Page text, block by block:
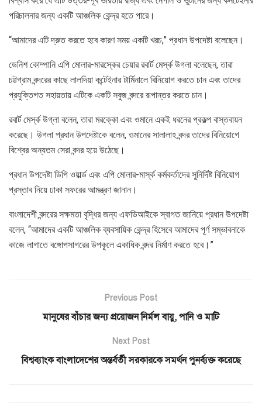
পরিচালনার জন্য একটি আঞ্চলিক কেন্দ্র হতে পারে।
“আমাদের এটি দ্রুত করতে হবে কারণ সময় একটি খরচ,” প্রধান উপদেষ্টা বলেছেন।
ডেনিশ কোম্পানি এপি মোলার-মারস্কের চেয়ার রবার্ট মের্স্ক উগলা বলেছেন, তারা
চট্টগ্রাম বন্দরের কাছে লালদিয়া কন্টেইনার টার্মিনালে বিনিয়োগ করতে চান এবং তাদের
প্রযুক্তিগত সহায়তায় এটিকে একটি সবুজ বন্দরে রূপান্তর করতে চান।
রবার্ট মের্স্ক উগ্লা বলেন, তারা মরক্কো এবং ওমানে একই ধরনের প্রকল্প বাস্তবায়ন
করেছে। উগলা প্রধান উপদেষ্টাকে বলেন, ওমানের সালালাহ বন্দর তাদের বিনিয়োগে
বিশ্বের অন্যতম সেরা বন্দর হয়ে উঠেছে।
প্রধান উপদেষ্টা ডিপি ওয়ার্ল্ড এবং এপি মোলার-মার্স্ক কর্মকর্তাদের সুনির্দিষ্ট বিনিয়োগ
প্রস্তাব নিয়ে ঢাকা সফরের আমন্ত্রণ জানান।
বাংলাদেশী বন্দরের সক্ষমতা বৃদ্ধির জন্য এফডিআইকে স্বাগত জানিয়ে প্রধান উপদেষ্টা
বলেন, “আমাদের একটি আঞ্চলিক ব্যবসায়িক কেন্দ্র হিসেবে আমাদের পূর্ণ সম্ভাবনাকে
কাজে লাগাতে বঙ্গোপসাগরের উপকূলে একাধিক বন্দর নির্মাণ করতে হবে।”
Previous Post
মানুষের বাঁচার জন্য প্রয়োজন নির্মল বায়ু, পানি ও মাটি
Next Post
বিশ্বব্যাংক বাংলাদেশের অন্তর্বর্তী সরকারকে সমর্থন পুনর্ব্যক্ত করেছে